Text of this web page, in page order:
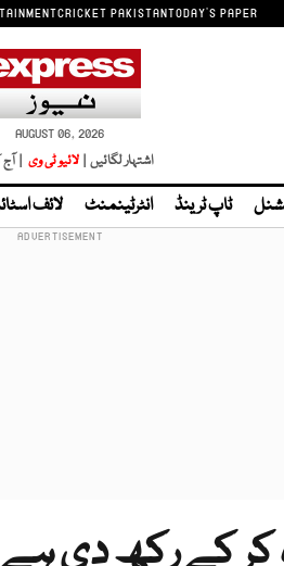
CRICKET PAKISTANTODAY'S PAPER
AUGUST 06, 2026
اشتہار لگائیں | لائیو ٹی وی | آج
ٹاپ ٹرینڈ انٹرٹینمنٹ لائف